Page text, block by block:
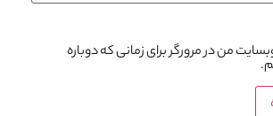
من در مرورگر برای زمانی که دوباره